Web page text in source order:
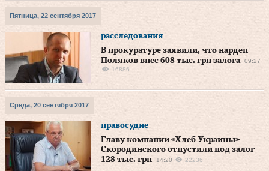
Пятница, 22 сентября 2017
расследования
В прокуратуре заявили, что нардеп
Поляков внес 608 тыс. грн залога
09:27
16886
Среда, 20 сентября 2017
правосудие
Главу компании «Хлеб Украины»
Скородинского отпустили под залог
128 тыс. грн
14:20 22236